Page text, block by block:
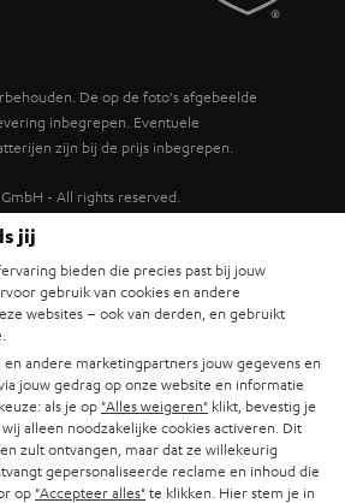
De op de foto's afgebeelde
inbegrepen. Eventuele
zijn bij de prijs inbegrepen.
- All rights reserved.
EU Data Act hier de overeenkomst herroepen
jij
bieden die precies past bij jouw
gebruik van cookies en andere
websites – ook van derden, en gebruikt
andere marketingpartners jouw gegevens en
jouw gedrag op onze website en informatie
als je op "Alles weigeren" klikt, bevestig je
alleen noodzakelijke cookies activeren. Dit
zult ontvangen, maar dat ze willekeurig
gepersonaliseerde reclame en inhoud die
op "Accepteer alles"te klikken. Hier stem je in